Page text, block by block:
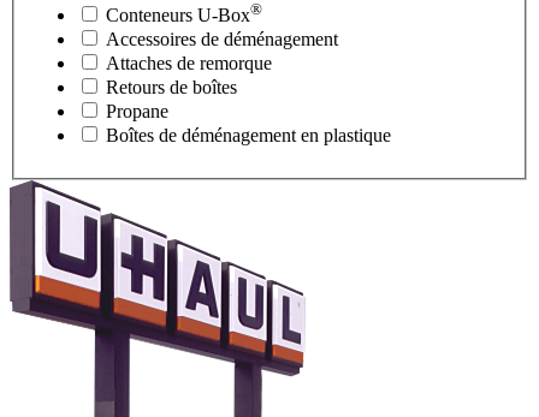
Conteneurs U-Box®
Accessoires de déménagement
Attaches de remorque
Retours de boîtes
Propane
Boîtes de déménagement en plastique